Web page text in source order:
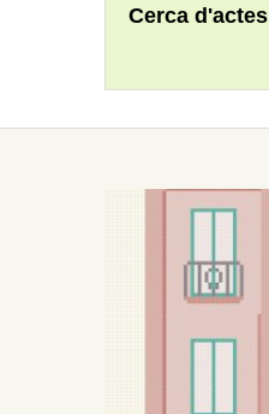
Cerca d'actes